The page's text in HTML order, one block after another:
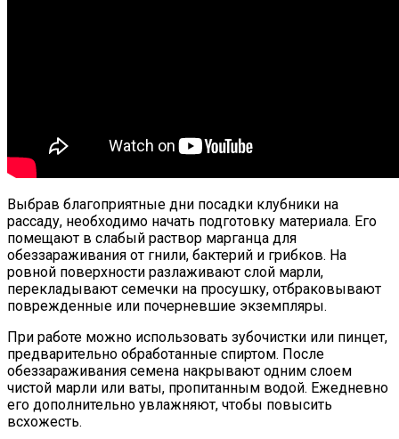
Выбрав благоприятные дни посадки клубники на
рассаду, необходимо начать подготовку материала. Его
помещают в слабый раствор марганца для
обеззараживания от гнили, бактерий и грибков. На
ровной поверхности разлаживают слой марли,
перекладывают семечки на просушку, отбраковывают
поврежденные или почерневшие экземпляры.
При работе можно использовать зубочистки или пинцет,
предварительно обработанные спиртом. После
обеззараживания семена накрывают одним слоем
чистой марли или ваты, пропитанным водой. Ежедневно
его дополнительно увлажняют, чтобы повысить
всхожесть.